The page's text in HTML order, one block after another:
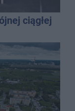
ciągłej